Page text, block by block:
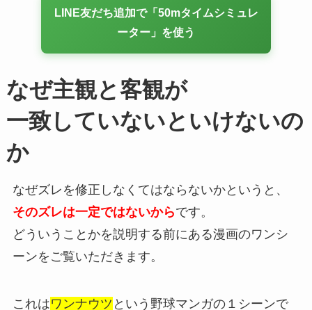
LINE友だち追加で「50mタイムシミュレ
ーター」を使う
なぜ主観と客観が
一致していないといけないの
か
なぜズレを修正しなくてはならないかというと、
そのズレは一定ではないからです。
どういうことかを説明する前にある漫画のワンシ
ーンをご覧いただきます。
これはワンナウツ という野球マンガの１シーンで